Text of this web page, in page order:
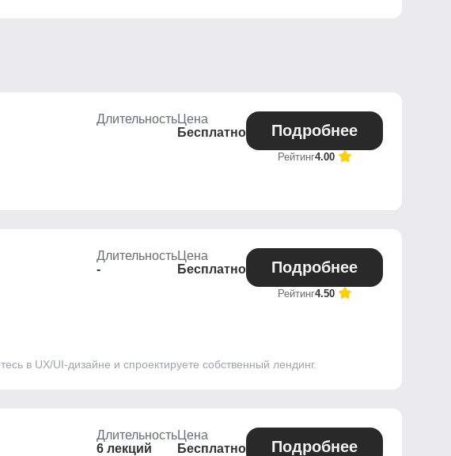
ДлительностьЦена
Бесплатно
Подробнее
Рейтинг4.00
Длительность
-
Цена
Бесплатно
Подробнее
Рейтинг4.50
в UX/UI-дизайне и спроектируете собственный лендинг.
Длительность
6 лекций
Цена
Бесплатно
Подробнее